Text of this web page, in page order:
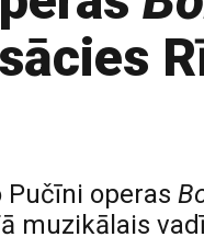
Pučīni operas
muzikālais